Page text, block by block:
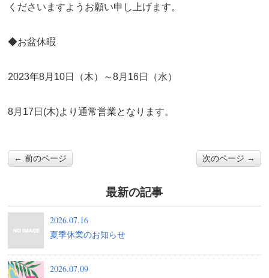
くださいますようお願い申し上げます。
◆お盆休暇
2023年8月10日（木）～8月16日（水）
8月17日(木)より通常営業となります。
← 前のページ 次のページ →
最新の記事
2026.07.16
夏季休業のお知らせ
2026.07.09